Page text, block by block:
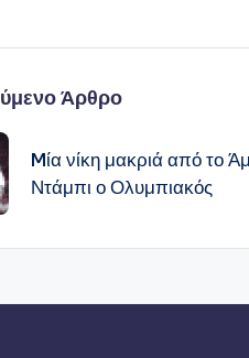
Άρθρο
Mία νίκη μακριά από το
Ντάμπι ο Ολυμπιακός